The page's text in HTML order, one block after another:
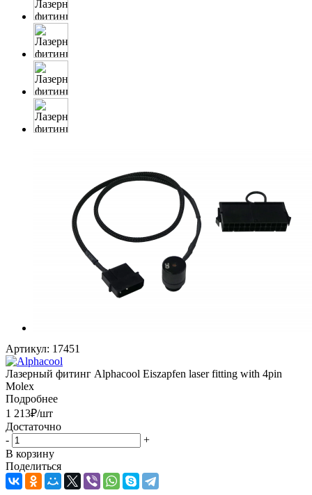
Артикул: 17451
Лазерный фитинг Alphacool Eiszapfen laser fitting with 4pin
Molex
Подробнее
1 213₽/шт
Достаточно
-
+
В корзину
Поделиться